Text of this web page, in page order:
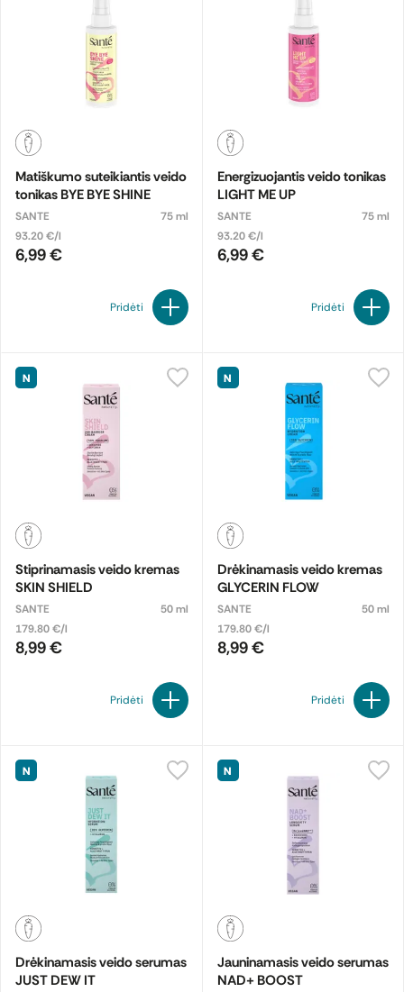
Matiškumo suteikiantis veido
tonikas BYE BYE SHINE
SANTE
75 ml
93.20 €/l
6,99 €
Pridėti
Energizuojantis veido tonikas
LIGHT ME UP
SANTE
75 ml
93.20 €/l
6,99 €
Pridėti
N
Stiprinamasis veido kremas
SKIN SHIELD
SANTE
50 ml
179.80 €/l
8,99 €
Pridėti
N
Drėkinamasis veido kremas
GLYCERIN FLOW
SANTE
50 ml
179.80 €/l
8,99 €
Pridėti
N
Drėkinamasis veido serumas
JUST DEW IT
N
Jauninamasis veido serumas
NAD+ BOOST